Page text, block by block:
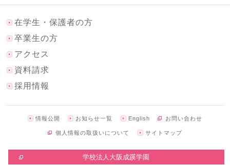
在学生・保護者の方
卒業生の方
アクセス
資料請求
採用情報
情報公開 お知らせ一覧 English お問い合わせ
個人情報の取扱いについて サイトマップ
学校法人大阪成蹊学園